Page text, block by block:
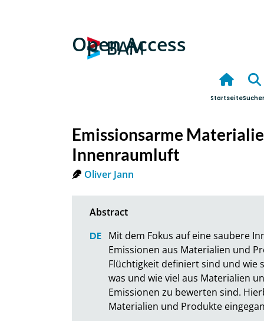
Open Access
Startseite
Emissionsarme
Innenraumluft
Oliver Jann
Mit dem Fokus auf eine saubere
Emissionen aus Materialien und
Flüchtigkeit definiert sind und wie
was und wie viel aus Materialien
Emissionen zu bewerten sind.
Materialien und Produkte